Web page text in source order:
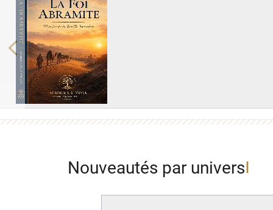
Previous
Nouveautés par univers